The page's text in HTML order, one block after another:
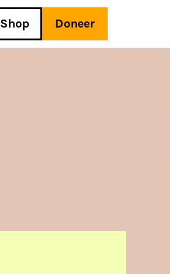
Shop Doneer